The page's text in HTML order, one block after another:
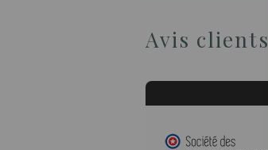
Avis clients